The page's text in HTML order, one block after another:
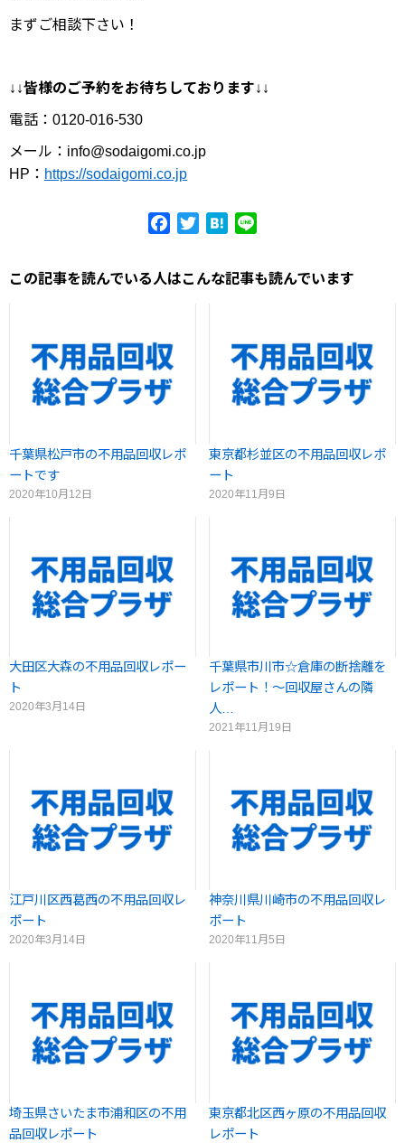
まずご相談下さい！
↓↓皆様のご予約をお待ちしております↓↓
電話：0120-016-530
メール：info@sodaigomi.co.jp
HP： https://sodaigomi.co.jp
Facebook
TwitterHatena
この記事を読んでいる人はこんな記事も読んでいます
千葉県松戸市の不用品回収レポ
ートです
2020年10月12日
東京都杉並区の不用品回収レポ
ート
2020年11月9日
大田区大森の不用品回収レポー
ト
2020年3月14日
千葉県市川市☆倉庫の断捨離を
レポート！～回収屋さんの隣
人…
2021年11月19日
江戸川区西葛西の不用品回収レ
ポート
2020年3月14日
神奈川県川崎市の不用品回収レ
ポート
2020年11月5日
埼玉県さいたま市浦和区の不用
品回収レポート
東京都北区西ヶ原の不用品回収
レポート